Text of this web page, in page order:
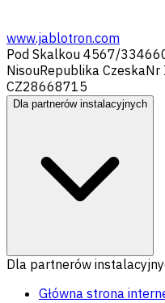
www.jablotron.com
Pod Skalkou 4567/33
NisouRepublika CzeskaNr
CZ28668715
Dla partnerów instalacyjnych
Dla partnerów
Główna strona